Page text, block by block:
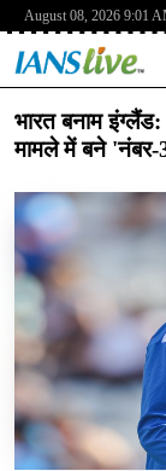
August 08, 2026 9:01
भारत बनाम इंग्लैंड:
मामले में बने 'नंबर-